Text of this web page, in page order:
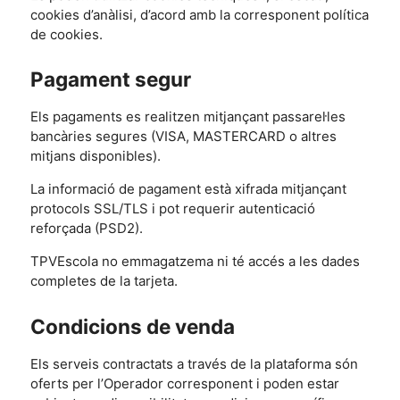
cookies d’anàlisi, d’acord amb la corresponent política
de cookies.
Pagament segur
Els pagaments es realitzen mitjançant passarel·les
bancàries segures (VISA, MASTERCARD o altres
mitjans disponibles).
La informació de pagament està xifrada mitjançant
protocols SSL/TLS i pot requerir autenticació
reforçada (PSD2).
TPVEscola no emmagatzema ni té accés a les dades
completes de la tarjeta.
Condicions de venda
Els serveis contractats a través de la plataforma són
oferts per l’Operador corresponent i poden estar